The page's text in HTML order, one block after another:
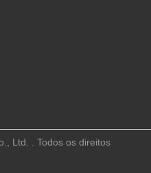
Ltd. . Todos os direitos